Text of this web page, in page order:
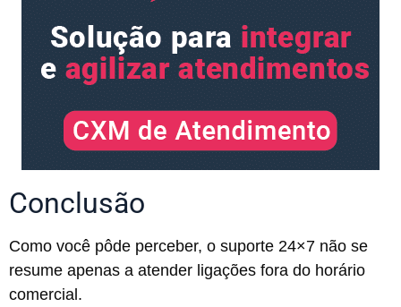
Conclusão
Como você pôde perceber, o suporte 24×7 não se
resume apenas a atender ligações fora do horário
comercial.